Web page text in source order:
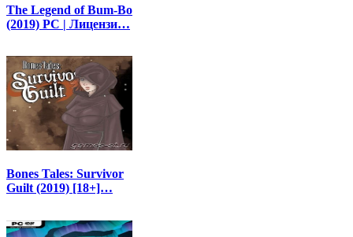
The Legend of Bum-Bo
(2019) PC | Лицензи…
Bones Tales: Survivor
Guilt (2019) [18+]…